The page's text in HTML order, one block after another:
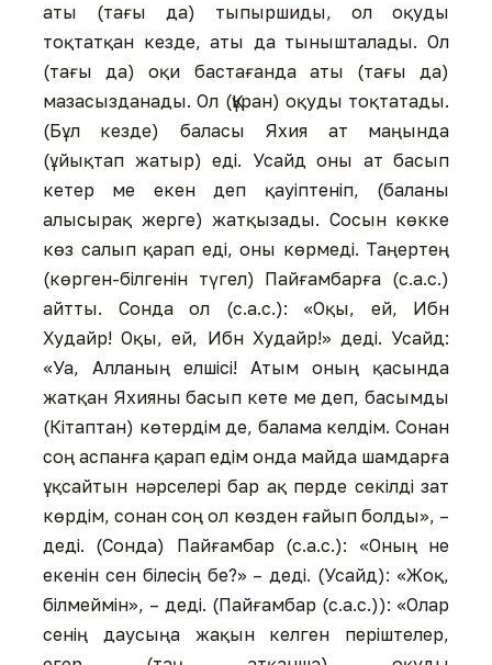
аты (тағы да) тыпыршиды, ол оқуды
тоқтатқан кезде, аты да тынышталады. Ол
(тағы да) оқи бастағанда аты (тағы да)
мазасызданады. Ол (Құран) оқуды тоқтатады.
(Бұл кезде) баласы Яхия ат маңында
(ұйықтап жатыр) еді. Усайд оны ат басып
кетер ме екен деп қауіптеніп, (баланы
алысырақ жерге) жатқызады. Сосын көкке
көз салып қарап еді, оны көрмеді. Таңертең
(көрген-білгенін түгел) Пайғамбарға (с.а.с.)
айтты. Сонда ол (с.а.с.): «Оқы, ей, Ибн
Худайр! Оқы, ей, Ибн Худайр!» деді. Усайд:
«Уа, Алланың елшісі! Атым оның қасында
жатқан Яхияны басып кете ме деп, басымды
(Кітаптан) көтердім де, балама келдім. Сонан
соң аспанға қарап едім онда майда шамдарға
ұқсайтын нәрселері бар ақ перде секілді зат
көрдім, сонан соң ол көзден ғайып болды», –
деді. (Сонда) Пайғамбар (с.а.с.): «Оның не
екенін сен білесің бе?» – деді. (Усайд): «Жоқ,
білмеймін», – деді. (Пайғамбар (с.а.с.)): «Олар
сенің даусыңа жақын келген періштелер,